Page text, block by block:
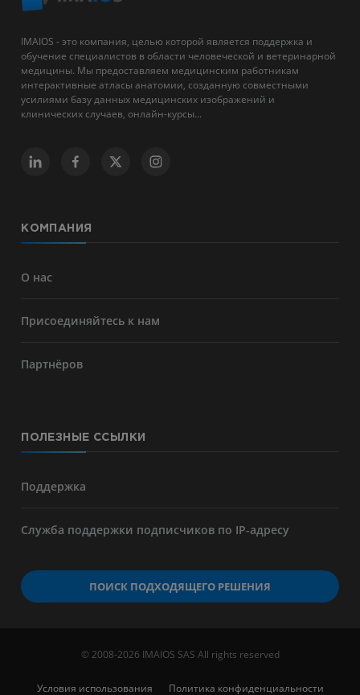
IMAIOS - это компания, целью которой является поддержка и
обучение специалистов в области человеческой и ветеринарной
медицины. Мы предоставляем медицинским работникам
интерактивные атласы анатомии, созданную совместными
усилиями базу данных медицинских изображений и
клинических случаев, онлайн-курсы...
КОМПАНИЯ
О нас
Присоединяйтесь к нам
Партнёров
ПОЛЕЗНЫЕ ССЫЛКИ
Поддержка
Служба поддержки подписчиков по IP-адресу
ПОИСК ПОДХОДЯЩЕГО РЕШЕНИЯ
© 2008-2026 IMAIOS SAS All rights reserved
Условия использования Политика конфиденциальности